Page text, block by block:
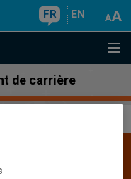
FR EN
de carrière
consulter